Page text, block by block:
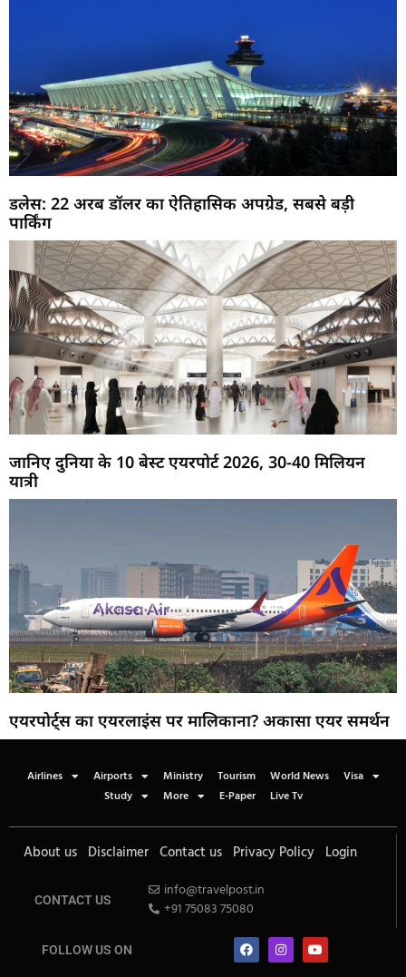
डलेस: 22 अरब डॉलर का ऐतिहासिक अपग्रेड, सबसे बड़ी
पार्किंग
जानिए दुनिया के 10 बेस्ट एयरपोर्ट 2026, 30-40 मिलियन
यात्री
एयरपोर्ट्स का एयरलाइंस पर मालिकाना? अकासा एयर समर्थन
Airlines Airports Ministry Tourism World News
Visa
Study
More E-Paper Live Tv
About us Disclaimer Contact us Privacy Policy Login
CONTACT US
info@travelpost.in
+91 75083 75080
FOLLOW US ON